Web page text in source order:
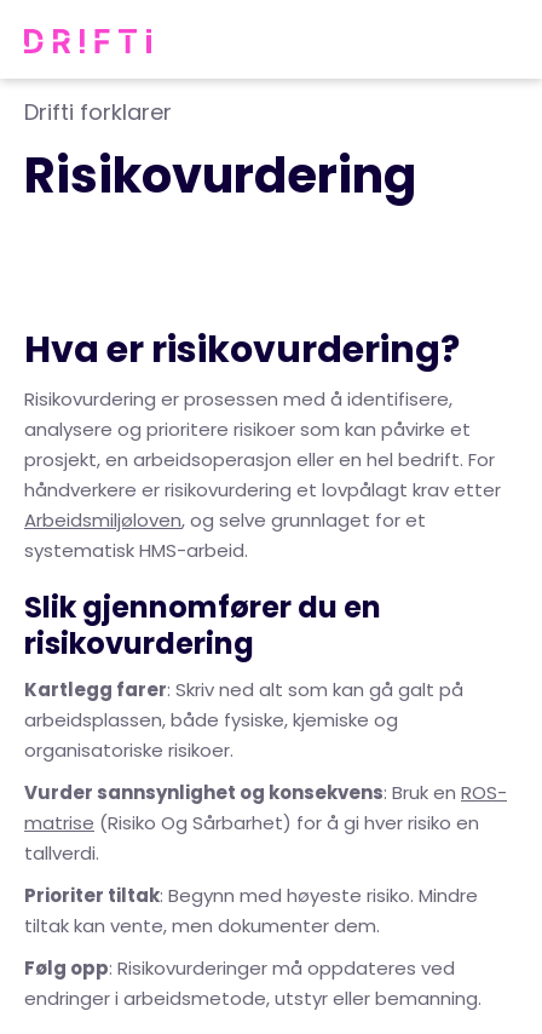
Drifti forklarer
Risikovurdering
Hva er risikovurdering?
Risikovurdering er prosessen med å identifisere,
analysere og prioritere risikoer som kan påvirke et
prosjekt, en arbeidsoperasjon eller en hel bedrift. For
håndverkere er risikovurdering et lovpålagt krav etter
Arbeidsmiljøloven, og selve grunnlaget for et
systematisk HMS-arbeid.
Slik gjennomfører du en
risikovurdering
Kartlegg farer: Skriv ned alt som kan gå galt på
arbeidsplassen, både fysiske, kjemiske og
organisatoriske risikoer.
Vurder sannsynlighet og konsekvens: Bruk en ROS-
matrise (Risiko Og Sårbarhet) for å gi hver risiko en
tallverdi.
Prioriter tiltak: Begynn med høyeste risiko. Mindre
tiltak kan vente, men dokumenter dem.
Følg opp: Risikovurderinger må oppdateres ved
endringer i arbeidsmetode, utstyr eller bemanning.